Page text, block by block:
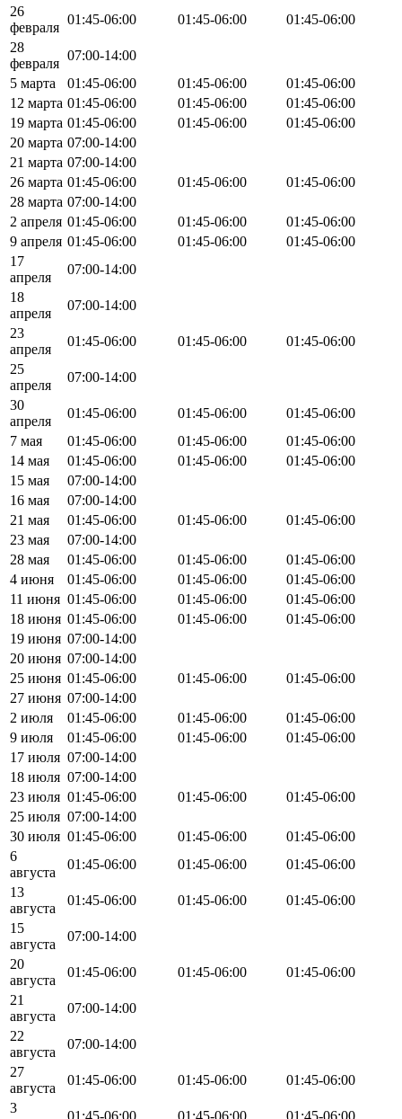
26
февраля
01:45-06:00 01:45-06:00
01:45-06:00
28
февраля
07:00-14:00
5 марта
01:45-06:00 01:45-06:00
01:45-06:00
12 марта 01:45-06:00 01:45-06:00
01:45-06:00
19 марта 01:45-06:00 01:45-06:00
01:45-06:00
20 марта 07:00-14:00
21 марта 07:00-14:00
26 марта 01:45-06:00 01:45-06:00
01:45-06:00
28 марта 07:00-14:00
2 апреля 01:45-06:00 01:45-06:00
01:45-06:00
9 апреля 01:45-06:00 01:45-06:00
01:45-06:00
17
апреля
07:00-14:00
18
апреля
07:00-14:00
23
апреля
01:45-06:00 01:45-06:00
01:45-06:00
25
апреля
07:00-14:00
30
апреля
01:45-06:00 01:45-06:00
01:45-06:00
7 мая
01:45-06:00 01:45-06:00
01:45-06:00
14 мая
01:45-06:00 01:45-06:00
01:45-06:00
15 мая
07:00-14:00
16 мая
07:00-14:00
21 мая
01:45-06:00 01:45-06:00
01:45-06:00
23 мая
07:00-14:00
28 мая
01:45-06:00 01:45-06:00
01:45-06:00
4 июня
01:45-06:00 01:45-06:00
01:45-06:00
11 июня 01:45-06:00 01:45-06:00
01:45-06:00
18 июня 01:45-06:00 01:45-06:00
01:45-06:00
19 июня 07:00-14:00
20 июня 07:00-14:00
25 июня 01:45-06:00 01:45-06:00
01:45-06:00
27 июня 07:00-14:00
2 июля
01:45-06:00 01:45-06:00
01:45-06:00
9 июля
01:45-06:00 01:45-06:00
01:45-06:00
17 июля 07:00-14:00
18 июля 07:00-14:00
23 июля 01:45-06:00 01:45-06:00
01:45-06:00
25 июля 07:00-14:00
30 июля 01:45-06:00 01:45-06:00
01:45-06:00
6
августа
01:45-06:00 01:45-06:00
01:45-06:00
13
августа
01:45-06:00 01:45-06:00
01:45-06:00
15
августа
07:00-14:00
20
августа
01:45-06:00 01:45-06:00
01:45-06:00
21
августа
07:00-14:00
22
августа
07:00-14:00
27
августа
01:45-06:00 01:45-06:00
01:45-06:00
3
01:45-06:00 01:45-06:00 01:45-06:00